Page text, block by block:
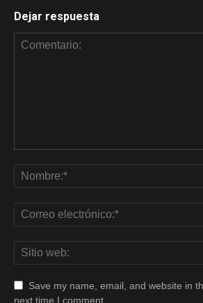
Dejar respuesta
Save my name, email, and website in
next time I comment.